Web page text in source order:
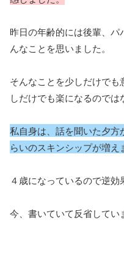
昨日の年齢的には後輩、
んなことを思いました。
そんなことを少しだけで
しだけでも楽になるのでは
私自身は、話を聞いた夕方
らいのスキンシップが増え
４歳になっているので逆効
今、書いていて反省してい